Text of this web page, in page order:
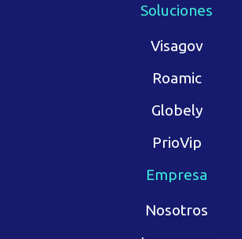
Soluciones
Visagov
Roamic
Globely
PrioVip
Empresa
Nosotros